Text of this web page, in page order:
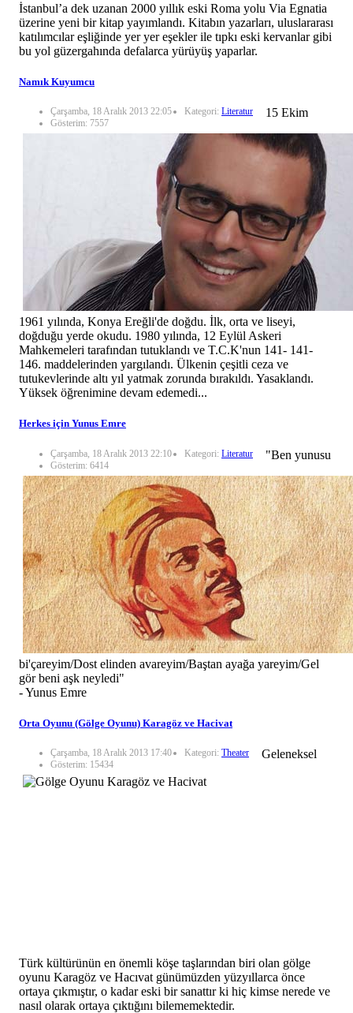
İstanbul’a dek uzanan 2000 yıllık eski Roma yolu Via Egnatia
üzerine yeni bir kitap yayımlandı. Kitabın yazarları, uluslararası
katılımcılar eşliğinde yer yer eşekler ile tıpkı eski kervanlar gibi
bu yol güzergahında defalarca yürüyüş yaparlar.
Namık Kuyumcu
Çarşamba, 18 Aralık 2013 22:05 Kategori: Literatur
Gösterim: 7557
15 Ekim
1961 yılında, Konya Ereğli'de doğdu. İlk, orta ve liseyi,
doğduğu yerde okudu. 1980 yılında, 12 Eylül Askeri
Mahkemeleri tarafından tutuklandı ve T.C.K'nun 141- 141-
146. maddelerinden yargılandı. Ülkenin çeşitli ceza ve
tutukevlerinde altı yıl yatmak zorunda bırakıldı. Yasaklandı.
Yüksek öğrenimine devam edemedi...
Herkes için Yunus Emre
Çarşamba, 18 Aralık 2013 22:10 Kategori: Literatur
Gösterim: 6414
"Ben yunusu
bi'çareyim/Dost elinden avareyim/Baştan ayağa yareyim/Gel
gör beni aşk neyledi"
- Yunus Emre
Orta Oyunu (Gölge Oyunu) Karagöz ve Hacivat
Çarşamba, 18 Aralık 2013 17:40 Kategori: Theater
Gösterim: 15434
Geleneksel
Türk kültürünün en önemli köşe taşlarından biri olan gölge
oyunu Karagöz ve Hacıvat günümüzden yüzyıllarca önce
ortaya çıkmıştır, o kadar eski bir sanattır ki hiç kimse nerede ve
nasıl olarak ortaya çıktığını bilememektedir.